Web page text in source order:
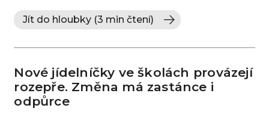
Jít do hloubky (3 min čtení)
Nové jídelníčky ve školách provázejí
rozepře. Změna má zastánce i
odpůrce